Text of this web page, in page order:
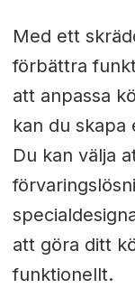
Med ett
förbättra
att anpassa
kan du skapa
Du kan välja
att göra ditt
funktionellt.